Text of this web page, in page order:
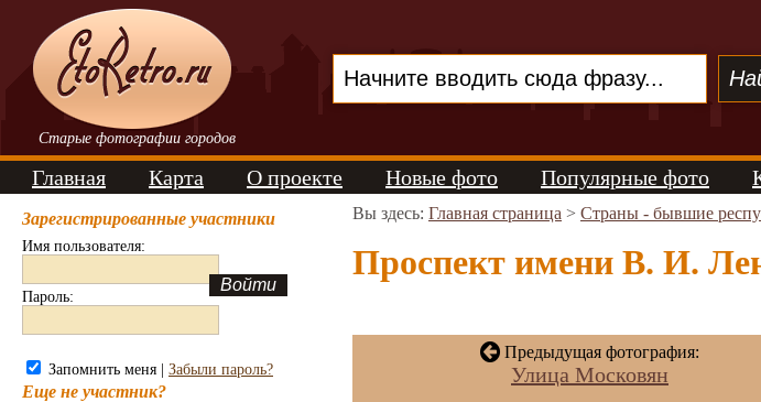
Старые фотографии городов
Главная Карта О проекте Новые фото Популярные фото
Зарегистрированные участники
Имя пользователя:
Пароль:
Запомнить меня | Забыли пароль?
Еще не участник?
Вы здесь: Главная страница > Страны - бывшие
Проспект имени В. И.
Предыдущая фотография:
Улица Московян